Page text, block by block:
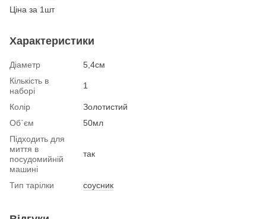
Ціна за 1шт
Характеристики
Діаметр
5,4см
Кількість в
наборі
1
Колір
Золотистий
Об`єм
50мл
Підходить для
миття в
посудомийній
машині
так
Тип тарілки соусник